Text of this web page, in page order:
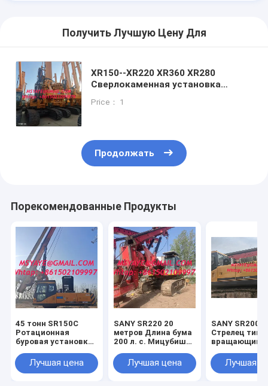
Получить Лучшую Цену Для
XR150--XR220 XR360 XR280
Сверлокаменная установка
Максимальный диаметр бурения
Price： 1
Продолжать
Порекомендованные Продукты
45 тонн SR150C
Ротационная
буровая установка
свай
Строительство
Лучшая цена
SANY SR220 20
метров Длина бума
200 л. с. Мицубиш
Тип Водный
скважина буровой
Лучшая цена
SANY SR200
Стрелец типа
установки
Лучшая